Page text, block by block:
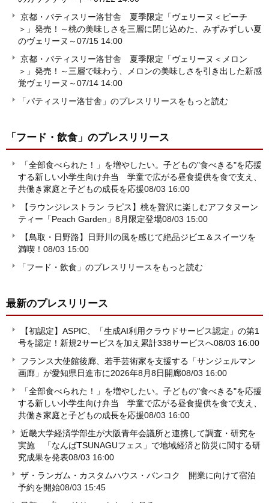
京都・パティスリー洛甘舎 夏季限定「ヴェリーヌ＜ピーチ
＞」発売！～桃の美味しさを三層に閉じ込めた、みずみずしい夏
のヴェリーヌ～07/15 14:00
京都・パティスリー洛甘舎 夏季限定「ヴェリーヌ＜メロン
＞」発売！～三層で味わう、メロンの美味しさを引き出した新感
覚ヴェリーヌ～07/14 14:00
「パティスリー洛甘舎」のプレスリリースをもっと読む
「フード・飲食」 のプレスリリース
「全部食べられた！」を増やしたい。子どもの"食べきる"を応援
する新しい小学生向け弁当 学童で広がる昼食提供を食で支え、
共働き家庭と子どもの成長を応援08/03 16:00
【ラウンジレストラン ラピス】桃を贅沢に楽しむアフタヌーン
ティー「Peach Garden」8月限定登場08/03 15:00
【鳥取・日野路】日野川の風を感じて絶品ジビエ＆スイーツを
満喫！ 08/03 15:00
「フード・飲食」のプレスリリースをもっと読む
最新のプレスリリース
【初認定】ASPIC、「生成AI利用クラウドサービス認定」の第1
号を認定！新規2サービスを加え累計338サービスへ08/03 16:00
フランス大使館後廊、若手芸術家を支援する「サンジェルマン
画廊」が愛知県日進市に2026年8月8日開廊08/03 16:00
「全部食べられた！」を増やしたい。子どもの"食べきる"を応援
する新しい小学生向け弁当 学童で広がる昼食提供を食で支え、
共働き家庭と子どもの成長を応援08/03 16:00
近畿大学経済学部生が大阪青年会議所と連携して調査・研究を
実施 「なんばTSUNAGUフェス」で地域経済と防災に関する研
究成果を発表08/03 16:00
ザ・ランガム・カスタムハウス・バンコク 開業に向けて宿泊
予約を開始08/03 15:45